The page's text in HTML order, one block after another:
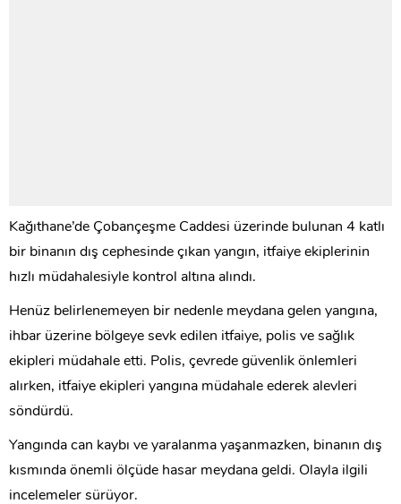
Kağıthane’de Çobançeşme Caddesi üzerinde bulunan 4 katlı
bir binanın dış cephesinde çıkan yangın, itfaiye ekiplerinin
hızlı müdahalesiyle kontrol altına alındı.
Henüz belirlenemeyen bir nedenle meydana gelen yangına,
ihbar üzerine bölgeye sevk edilen itfaiye, polis ve sağlık
ekipleri müdahale etti. Polis, çevrede güvenlik önlemleri
alırken, itfaiye ekipleri yangına müdahale ederek alevleri
söndürdü.
Yangında can kaybı ve yaralanma yaşanmazken, binanın dış
kısmında önemli ölçüde hasar meydana geldi. Olayla ilgili
incelemeler sürüyor.